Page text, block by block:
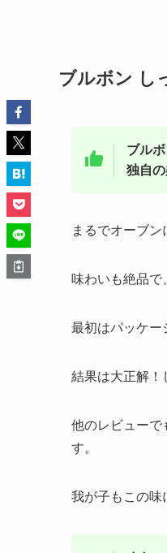
ブルボン し
ブル
独自の
まるでオーブン
味わいも絶品で
最初はパッケー
結果は大正解！
他のレビューで
す。
我が子もこの味